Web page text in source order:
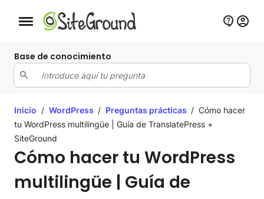
Botón de navegación móvil
Base de conocimiento
Inicio / WordPress / Preguntas prácticas / Cómo hacer
tu WordPress multilingüe | Guía de TranslatePress +
SiteGround
Cómo hacer tu WordPress
multilingüe | Guía de